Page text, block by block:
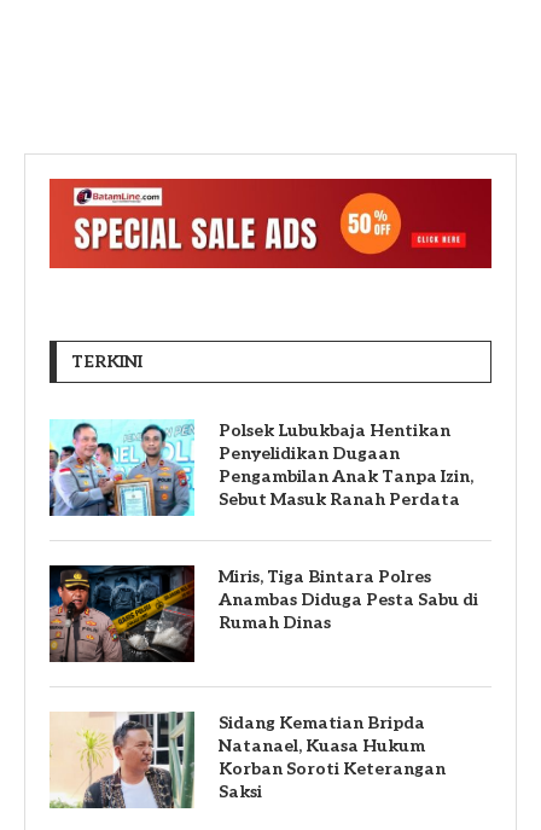
TERKINI
Polsek Lubukbaja Hentikan
Penyelidikan Dugaan
Pengambilan Anak Tanpa Izin,
Sebut Masuk Ranah Perdata
Miris, Tiga Bintara Polres
Anambas Diduga Pesta Sabu di
Rumah Dinas
Sidang Kematian Bripda
Natanael, Kuasa Hukum
Korban Soroti Keterangan
Saksi